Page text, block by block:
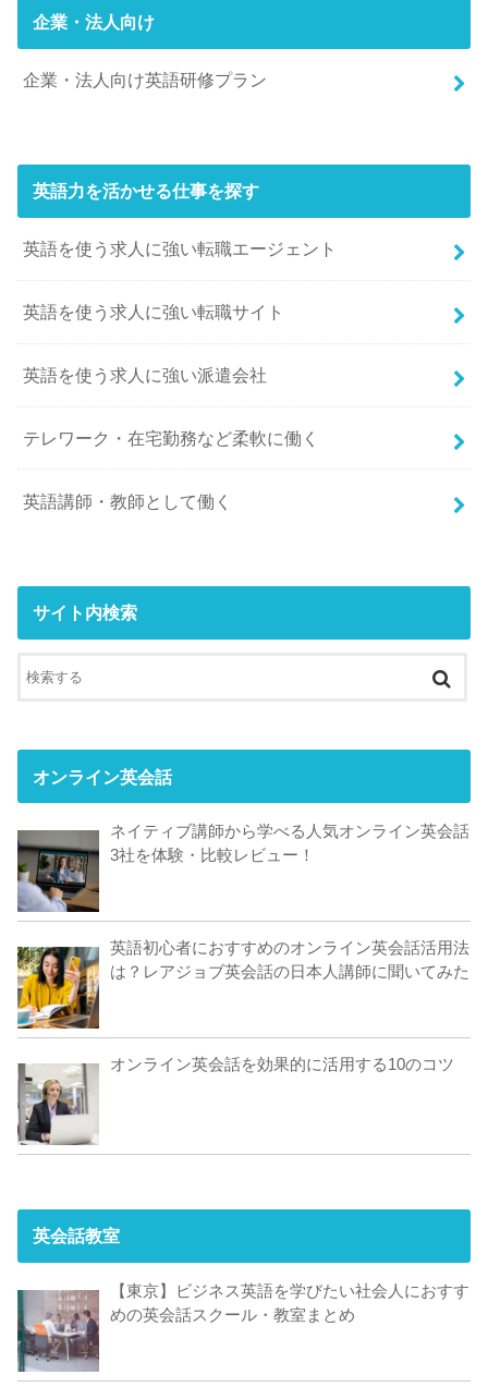
企業・法人向け
企業・法人向け英語研修プラン
英語力を活かせる仕事を探す
英語を使う求人に強い転職エージェント
英語を使う求人に強い転職サイト
英語を使う求人に強い派遣会社
テレワーク・在宅勤務など柔軟に働く
英語講師・教師として働く
サイト内検索
オンライン英会話
ネイティブ講師から学べる人気オンライン英会話
3社を体験・比較レビュー！
英語初心者におすすめのオンライン英会話活用法
は？レアジョブ英会話の日本人講師に聞いてみた
オンライン英会話を効果的に活用する10のコツ
英会話教室
【東京】ビジネス英語を学びたい社会人におすす
めの英会話スクール・教室まとめ